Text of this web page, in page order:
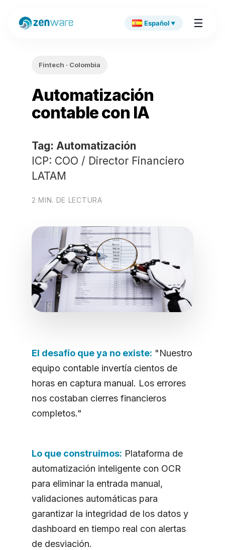
Español ▼ ☰
Fintech · Colombia
Automatización
contable con IA
Tag: Automatización
ICP: COO / Director Financiero
LATAM
2 MIN. DE LECTURA
El desafío que ya no existe: "Nuestro
equipo contable invertía cientos de
horas en captura manual. Los errores
nos costaban cierres financieros
completos."
Lo que construimos: Plataforma de
automatización inteligente con OCR
para eliminar la entrada manual,
validaciones automáticas para
garantizar la integridad de los datos y
dashboard en tiempo real con alertas
de desviación.